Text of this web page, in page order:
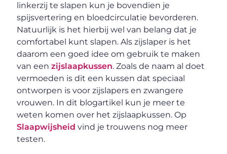
linkerzij te slapen kun je bovendien je
spijsvertering en bloedcirculatie bevorderen.
Natuurlijk is het hierbij wel van belang dat je
comfortabel kunt slapen. Als zijslaper is het
daarom een goed idee om gebruik te maken
van eenzijslaapkussen. Zoals de naam al doet
vermoeden is dit een kussen dat speciaal
ontworpen is voor zijslapers en zwangere
vrouwen. In dit blogartikel kun je meer te
weten komen over het zijslaapkussen. Op
Slaapwijsheid vind je trouwens nog meer
testen.